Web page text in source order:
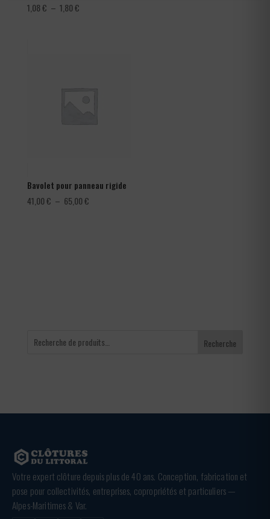
1,08€ – 1,80€Plage
Bavolet pour panneau rigide
41,00€ – 65,00€Plage
Recherche
Votre expert clôture depuis plus de 40 ans. Conception, fabrication et
pose pour collectivités, entreprises, copropriétés et particuliers —
Alpes-Maritimes & Var.